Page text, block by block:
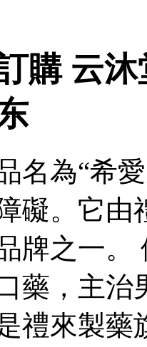
購 云
名為“希
礙。它
牌之一。
藥，主
禮來製藥